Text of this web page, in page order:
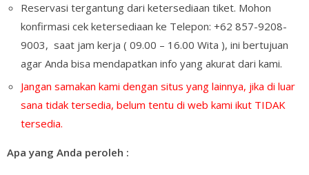
Reservasi tergantung dari ketersediaan tiket. Mohon
konfirmasi cek ketersediaan ke Telepon: +62 857-9208-
9003, saat jam kerja ( 09.00 – 16.00 Wita ), ini bertujuan
agar Anda bisa mendapatkan info yang akurat dari kami.
Jangan samakan kami dengan situs yang lainnya, jika di luar
sana tidak tersedia, belum tentu di web kami ikut TIDAK
tersedia.
Apa yang Anda peroleh :